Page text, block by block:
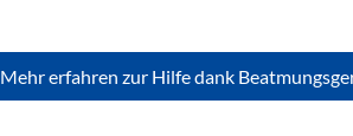
Mehr erfahren zur Hilfe dank